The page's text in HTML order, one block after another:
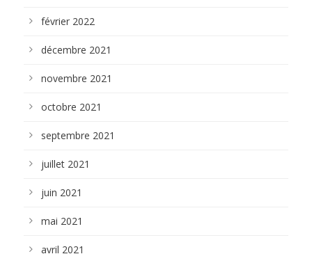
février 2022
décembre 2021
novembre 2021
octobre 2021
septembre 2021
juillet 2021
juin 2021
mai 2021
avril 2021